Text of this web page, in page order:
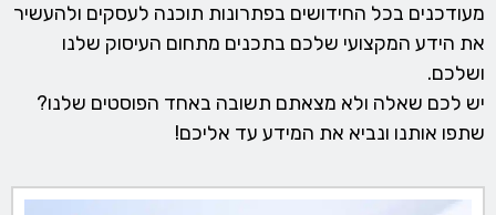
מעודכנים בכל החידושים בפתרונות תוכנה לעסקים ולהעשיר
את הידע המקצועי שלכם בתכנים מתחום העיסוק שלנו
ושלכם.
יש לכם שאלה ולא מצאתם תשובה באחד הפוסטים שלנו?
שתפו אותנו ונביא את המידע עד אליכם!